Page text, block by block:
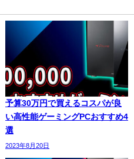
予算30万円で買えるコスパが良
い高性能ゲーミングPCおすすめ4
選
2023年8月20日